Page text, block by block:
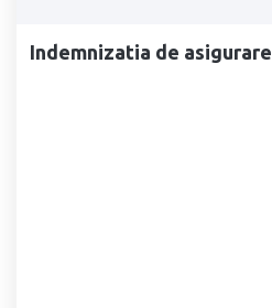
Indemnizatia de asigurare